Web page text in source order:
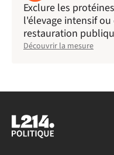
Exclure les
l'élevage intensif
restauration
Découvrir la mesure